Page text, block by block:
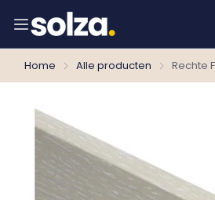
Home Alle producten